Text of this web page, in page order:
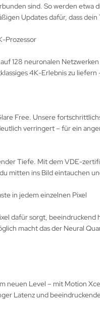
sind. So werden
Updates dafür, dass
Prozessor
128 neuronalen
4K-Erlebnis zu
Free. Unsere
verringert – für ein
Tiefe. Mit dem VDE-
mitten ins Bild eintauchen
in jedem einzelnen Pixel
dafür sorgt,
macht das der Neural
neuen Level – mit Motion
Latenz und